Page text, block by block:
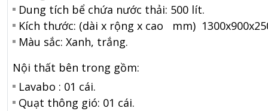
Dung tích bể chứa nước thải: 500 lít.
Kích thước: (dài x rộng x cao mm)
Màu sắc: Xanh, trắng.
Nội thất bên trong gồm:
Lavabo : 01 cái.
Quạt thông gió: 01 cái.